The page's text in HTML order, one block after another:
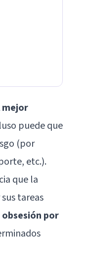
mejor
puede que
(por
etc.).
que la
tareas
por